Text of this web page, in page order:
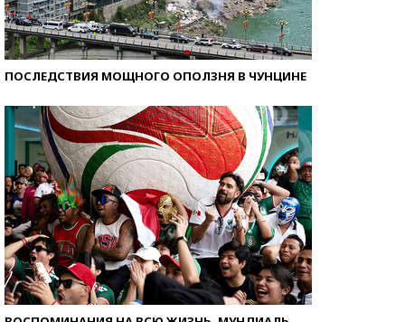
ПОСЛЕДСТВИЯ МОЩНОГО ОПОЛЗНЯ В ЧУНЦИНЕ